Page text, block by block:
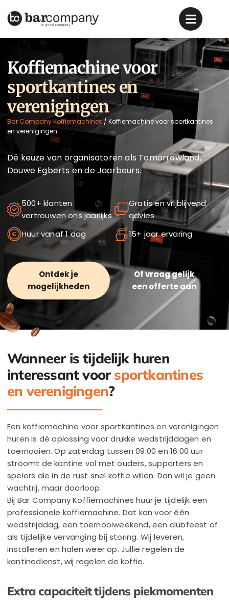
Koffiemachine voor
sportkantines en
verenigingen
Bar Company Koffiemachines / Koffiemachine voor sportkantines
en verenigingen
Dé keuze van organisatoren als Tomorrowland,
Douwe Egberts en de Jaarbeurs.
500+ klanten
vertrouwen ons jaarlijks
Gratis en vrijblijvend
advies
Huur vanaf 1 dag
15+ jaar ervaring
Ontdek je
mogelijkheden
Of vraag gelijk
een offerte aan
Wanneer is tijdelijk huren
interessant voor sportkantines
en verenigingen?
Een koffiemachine voor sportkantines en verenigingen
huren is dé oplossing voor drukke wedstrijddagen en
toernooien. Op zaterdag tussen 09:00 en 16:00 uur
stroomt de kantine vol met ouders, supporters en
spelers die in de rust snel koffie willen. Dan wil je geen
wachtrij, maar doorloop.
Bij Bar Company Koffiemachines huur je tijdelijk een
professionele koffiemachine. Dat kan voor één
wedstrijddag, een toernooiweekend, een clubfeest of
als tijdelijke vervanging bij storing. Wij leveren,
installeren en halen weer op. Jullie regelen de
kantinedienst, wij regelen de koffie.
Extra capaciteit tijdens piekmomenten